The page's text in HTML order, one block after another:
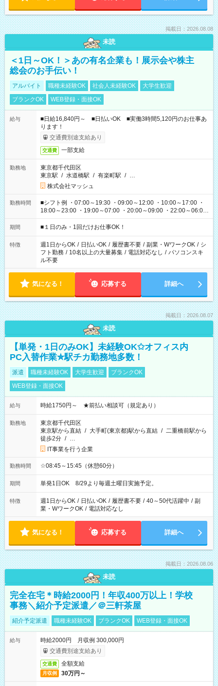
掲載日：2026.08.08
未読
＜1日～OK！＞あの有名企業も！展示会や株主
総会のお手伝い！
アルバイト 職種未経験OK 社会人未経験OK
大学生歓迎
ブランクOK
WEB登録・面接OK
給与
■日給16,840円～ ■日払いOK ■実働3時間5,120円のお仕事あ
ります！
交通費別途支給あり
交通費 一部支給
勤務地
東京都千代田区
東京駅 / 水道橋駅 / 有楽町駅 / …
株式会社マッシュ
勤務時間
■シフト例 ・07:00～19:30 ・09:00～12:00 ・10:00～17:00 ・
18:00～23:00 ・19:00～07:00 ・20:00～09:00 ・22:00～06:00
etc ★最短で3時間で5,120円のお仕事から 15時間で2万円近く稼
げるお仕事も！ ご希望のお時間に合わせてご紹介！ ※シフトは
ください！
期間 ■１日のみ・1回だけお仕事OK！
特徴 週1日からOK / 日払いOK / 履歴書不要 / 副業・WワークOK / シ
フト勤務 / 10名以上の大量募集 / 電話対応なし / パソコンスキ
ル不要
気になる！ 応募する 詳細へ
掲載日：2026.08.07
未読
【単発・1日のみOK】未経験OK✩オフィス内
PC入替作業✮駅チカ勤務地多数！
派遣 職種未経験OK 大学生歓迎
ブランクOK
WEB登録・面接OK
給与 時給1750円～ ★前払い相談可（規定あり）
勤務地
東京都千代田区
東京駅から直結 / 大手町(東京都)駅から直結 / 二重橋前駅から
徒歩2分 / …
IT事業を行う企業
勤務時間 ☆08:45～15:45（休憩60分）
期間 単発1日OK 8/29より毎週土曜日実施予定。
特徴 週1日からOK / 日払いOK / 履歴書不要 / 40～50代活躍中 / 副
業・WワークOK / 電話対応なし
気になる！ 応募する 詳細へ
掲載日：2026.08.06
未読
完全在宅＊時給2000円！年収400万以上！学校
事務＼紹介予定派遣／＠三軒茶屋
紹介予定派遣 職種未経験OK ブランクOK WEB登録・面接OK
給与
時給2000円 月収例 300,000円
交通費別途支給あり
交通費 全額支給
月収例 30万円～